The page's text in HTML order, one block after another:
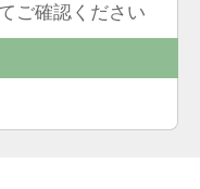
ご確認ください